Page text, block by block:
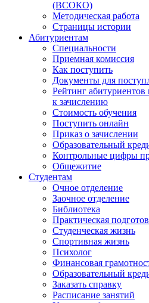
(ВСОКО)
Методическая работа
Страницы истории
Абитуриентам
Специальности
Приемная комиссия
Как поступить
Документы для
Рейтинг
к зачислению
Стоимость обучения
Поступить онлайн
Приказ о зачислении
Образовательный
Контрольные цифры
Общежитие
Студентам
Очное отделение
Заочное отделение
Библиотека
Практическая
Студенческая жизнь
Спортивная жизнь
Психолог
Финансовая
Образовательный
Заказать справку
Расписание занятий